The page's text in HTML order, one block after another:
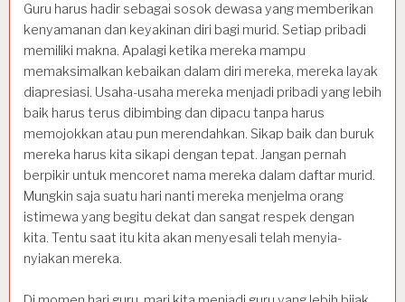
Guru harus hadir sebagai sosok dewasa yang memberikan
kenyamanan dan keyakinan diri bagi murid. Setiap pribadi
memiliki makna. Apalagi ketika mereka mampu
memaksimalkan kebaikan dalam diri mereka, mereka layak
diapresiasi. Usaha-usaha mereka menjadi pribadi yang lebih
baik harus terus dibimbing dan dipacu tanpa harus
memojokkan atau pun merendahkan. Sikap baik dan buruk
mereka harus kita sikapi dengan tepat. Jangan pernah
berpikir untuk mencoret nama mereka dalam daftar murid.
Mungkin saja suatu hari nanti mereka menjelma orang
istimewa yang begitu dekat dan sangat respek dengan
kita. Tentu saat itu kita akan menyesali telah menyia-
nyiakan mereka.